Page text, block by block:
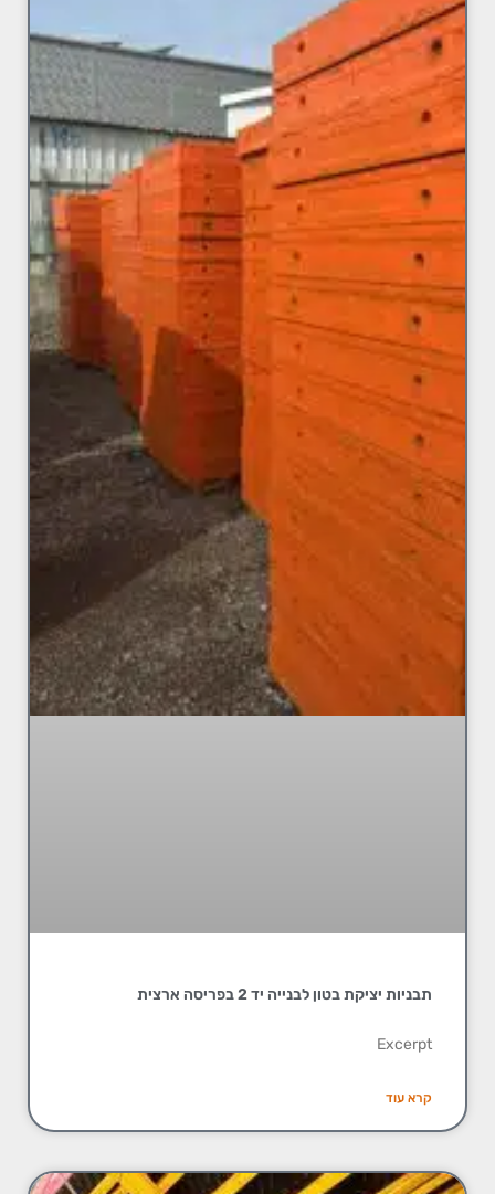
תבניות יציקת בטון לבנייה יד 2 בפריסה ארצית
Excerpt
קרא עוד